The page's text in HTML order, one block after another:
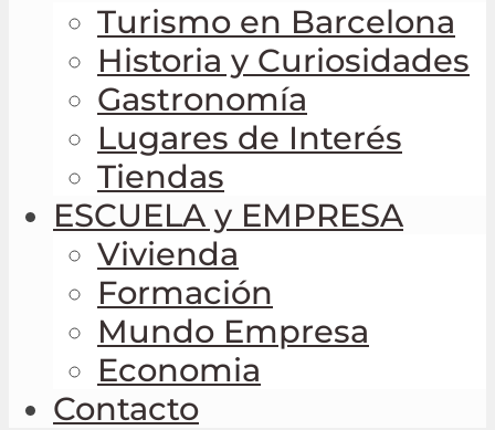
Turismo en Barcelona
Historia y Curiosidades
Gastronomía
Lugares de Interés
Tiendas
ESCUELA y EMPRESA
Vivienda
Formación
Mundo Empresa
Economia
Contacto